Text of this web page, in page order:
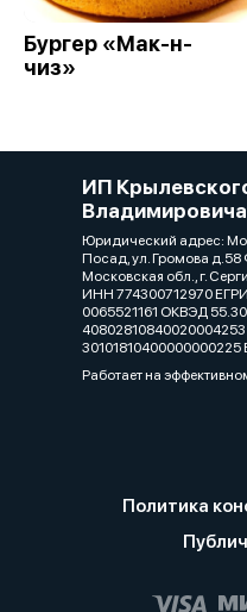
Бургер «Мак-н-
чиз»
ИП
Владимировича
Юридический адрес:
Посад, ул. Громова д.58
Московская обл., г.
ИНН 774300712970
0065521161 ОКВЭД
Работает на
Политика